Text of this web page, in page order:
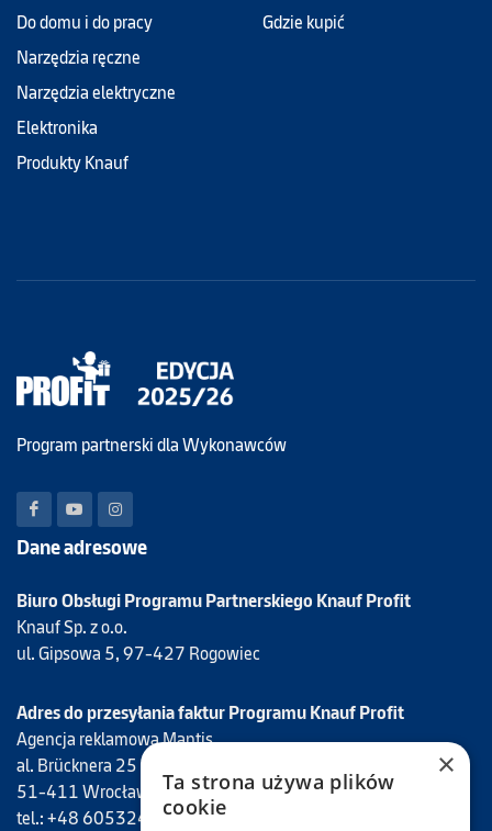
Do domu i do pracy
Narzędzia ręczne
Narzędzia elektryczne
Elektronika
Produkty Knauf
Gdzie kupić
Program partnerski dla Wykonawców
Dane adresowe
Biuro Obsługi Programu Partnerskiego Knauf Profit
Knauf Sp. z o.o.
ul. Gipsowa 5, 97-427 Rogowiec
Adres do przesyłania faktur Programu Knauf Profit
Agencja reklamowa Mantis
al. Brücknera 25
51-411 Wrocław
tel.: +48 605324694
×
Ta strona używa plików
cookie